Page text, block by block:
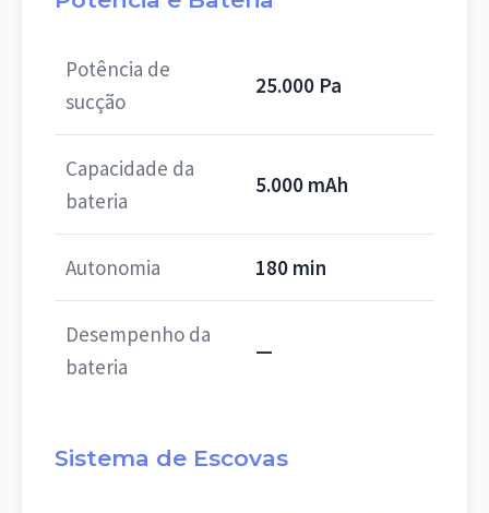
Potência de
sucção
25.000 Pa
Capacidade da
bateria
5.000 mAh
Autonomia 180 min
Desempenho da
bateria
—
Sistema de Escovas